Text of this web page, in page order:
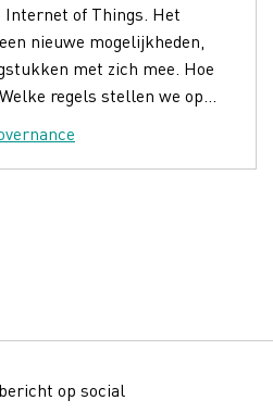
Internet of Things. Het
nieuwe mogelijkheden,
met zich mee. Hoe
regels stellen we op...
op social